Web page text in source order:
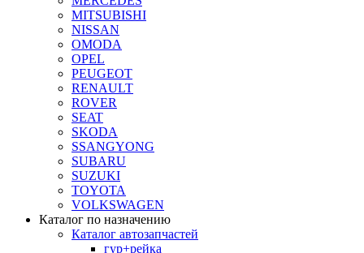
MITSUBISHI
NISSAN
OMODA
OPEL
PEUGEOT
RENAULT
ROVER
SEAT
SKODA
SSANGYONG
SUBARU
SUZUKI
TOYOTA
VOLKSWAGEN
Каталог по назначению
Каталог автозапчастей
гур+рейка